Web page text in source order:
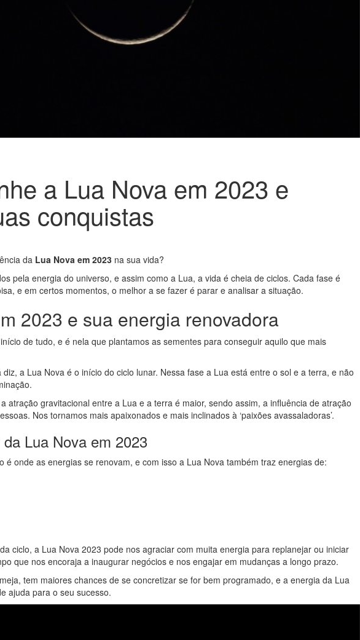
a Lua Nova em 2023 e
conquistas
da Lua Nova em 2023 na sua vida?
pela energia do universo, e assim como a Lua, a vida é cheia de ciclos. Cada fase é
e em certos momentos, o melhor a se fazer é parar e analisar a situação.
2023 e sua energia renovadora
de tudo, e é nela que plantamos as sementes para conseguir aquilo que mais
a Lua Nova é o início do ciclo lunar. Nessa fase a Lua está entre o sol e a terra, e não
atração gravitacional entre a Lua e a terra é maior, sendo assim, a influência de atração
Nos tornamos mais apaixonados e mais inclinados à ‘paixões avassaladoras’.
Lua Nova em 2023
é onde as energias se renovam, e com isso a Lua Nova também traz energias de:
ciclo, a Lua Nova 2023 pode nos agraciar com muita energia para replanejar ou iniciar
que nos encoraja a inaugurar negócios e nos engajar em mudanças a longo prazo.
tem maiores chances de se concretizar se for bem programado, e a energia da Lua
ajuda para o seu sucesso.